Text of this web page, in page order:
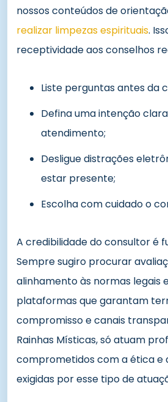
nossos conteúdos de
realizar limpezas espirituais.
receptividade aos conselhos
Liste perguntas antes da
Defina uma intenção
atendimento;
Desligue distrações
estar presente;
Escolha com cuidado o
A credibilidade do consultor é
Sempre sugiro procurar
alinhamento às normas legais
plataformas que garantam
compromisso e canais
Rainhas Místicas, só atuam
comprometidos com a ética e
exigidas por esse tipo de